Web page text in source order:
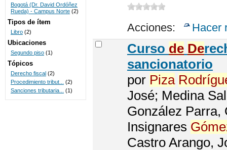
Acciones: Hacer
Curso de De
sancionatorio
por Piza
José; Medina
González
Insignares
Castro Arango,
Bogotá (Dr. David Ordóñez
Rueda) - Campus Norte (2)
Tipos de ítem
Libro (2)
Ubicaciones
Segundo piso (1)
Tópicos
Derecho fiscal (2)
Procedimiento tribut...
(2)
Sanciones tributaria... (1)